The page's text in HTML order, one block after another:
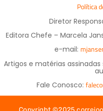
Política
Diretor
Editora Chefe – Marcela
e-mail:
Artigos e matérias
Fale Conosco: